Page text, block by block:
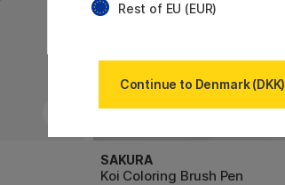
SAKURA
Koi Coloring Brush Pen
Rest of EU (EUR)
Continue to Denmark (DKK)